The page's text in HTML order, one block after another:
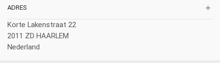
ADRES
Korte Lakenstraat 22
2011 ZD HAARLEM
Nederland